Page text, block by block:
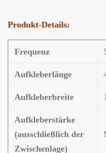
Produkt-Details:
Frequenz
Aufkleberlänge
Aufkleberbreite
Aufkleberstärke
(ausschließlich der
Zwischenlage)